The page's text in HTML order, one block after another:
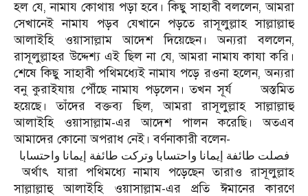
হল যে, নামায কোথায় পড়া হবে। কিছু সাহাবী বললেন, আমরা
সেখানেই নামায পড়ব যেখানে পড়তে রাসূলুল্লাহ সাল্লাল্লাহু
আলাইহি ওয়াসাল্লাম আদেশ দিয়েছেন। অন্যরা বললেন,
রাসূলুল্লাহর উদ্দেশ্য এই ছিল না যে, আমরা নামায কাযা করি।
শেষে কিছু সাহাবী পথিমধ্যেই নামায পড়ে রওনা হলেন, অন্যরা
বনু কুরাইযায় পৌঁছে নামায পড়লেন। তখন সূর্য
অস্তমিত
হয়েছে। তাঁদের বক্তব্য ছিল, আমরা রাসূলুল্লাহ সাল্লাল্লাহু
আলাইহি ওয়াসাল্লাম-এর আদেশ পালন করেছি। অতএব
আমাদের কোনো অপরাধ নেই। বর্ণনাকারী বলেন-
فصلت طائفة إيمانا واحتسابا وتركت طائفة إيمانا واحتسابا
অর্থাৎ যারা পথিমধ্যে নামায পড়েছেন তারাও রাসূলুল্লাহ
সাল্লাল্লাহু আলাইহি ওয়াসাল্লাম-এর প্রতি ঈমানের কারণে